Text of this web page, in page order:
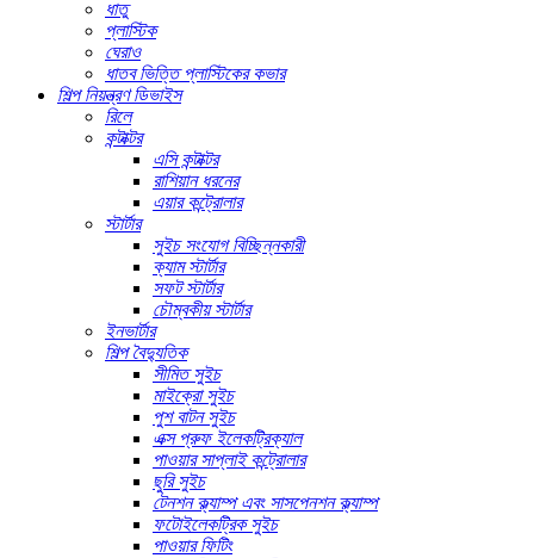
ধাতু
প্লাস্টিক
ঘেরাও
ধাতব ভিত্তি প্লাস্টিকের কভার
শিল্প নিয়ন্ত্রণ ডিভাইস
রিলে
কন্টাক্টর
এসি কন্টাক্টর
রাশিয়ান ধরনের
এয়ার কন্ট্রোলার
স্টার্টার
সুইচ সংযোগ বিচ্ছিন্নকারী
ক্যাম স্টার্টার
সফট স্টার্টার
চৌম্বকীয় স্টার্টার
ইনভার্টার
শিল্প বৈদ্যুতিক
সীমিত সুইচ
মাইক্রো সুইচ
পুশ বাটন সুইচ
এক্স প্রুফ ইলেকট্রিক্যাল
পাওয়ার সাপ্লাই কন্ট্রোলার
ছুরি সুইচ
টেনশন ক্ল্যাম্প এবং সাসপেনশন ক্ল্যাম্প
ফটোইলেকট্রিক সুইচ
পাওয়ার ফিটিং